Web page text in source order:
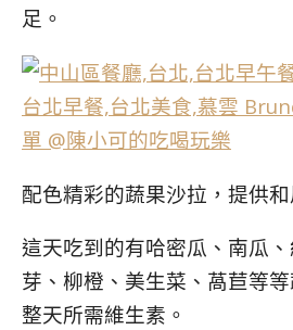
足。
配色精彩的蔬果沙拉，提供和
這天吃到的有哈密瓜、南瓜
芽、柳橙、美生菜、萵苣等
整天所需維生素。